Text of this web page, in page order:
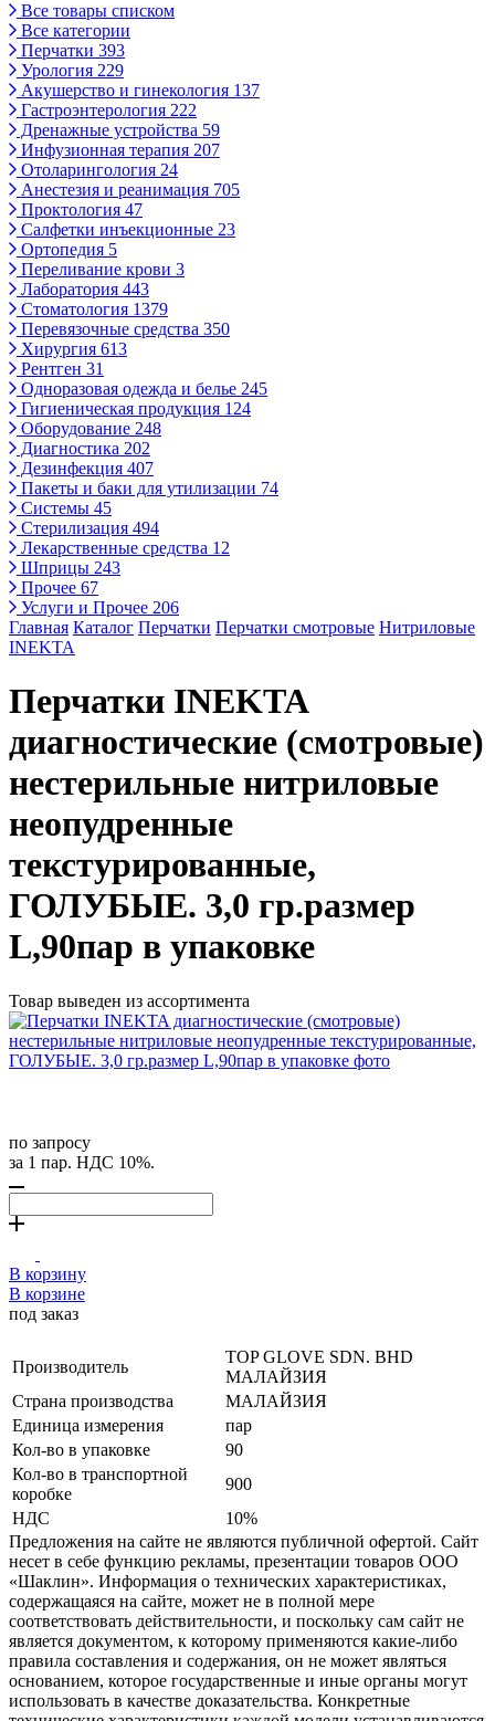
Все товары списком
Все категории
Перчатки 393
Урология 229
Акушерство и гинекология 137
Гастроэнтерология 222
Дренажные устройства 59
Инфузионная терапия 207
Отоларингология 24
Анестезия и реанимация 705
Проктология 47
Салфетки инъекционные 23
Ортопедия 5
Переливание крови 3
Лаборатория 443
Стоматология 1379
Перевязочные средства 350
Хирургия 613
Рентген 31
Одноразовая одежда и белье 245
Гигиеническая продукция 124
Оборудование 248
Диагностика 202
Дезинфекция 407
Пакеты и баки для утилизации 74
Системы 45
Стерилизация 494
Лекарственные средства 12
Шприцы 243
Прочее 67
Услуги и Прочее 206
Главная Каталог Перчатки Перчатки смотровые Нитриловые
INEKTA
Перчатки INEKTA
диагностические (смотровые)
нестерильные нитриловые
неопудренные
текстурированные,
ГОЛУБЫЕ. 3,0 гр.размер
L,90пар в упаковке
Товар выведен из ассортимента
по запросу
за 1 пар. НДС 10%.
В корзину
В корзине
под заказ
Производитель
TOP GLOVE SDN. BHD
МАЛАЙЗИЯ
Страна производства
МАЛАЙЗИЯ
Единица измерения
пар
Кол-во в упаковке
90
Кол-во в транспортной
коробке
900
НДС
10%
Предложения на сайте не являются публичной офертой. Сайт
несет в себе функцию рекламы, презентации товаров ООО
«Шаклин». Информация о технических характеристиках,
содержащаяся на сайте, может не в полной мере
соответствовать действительности, и поскольку сам сайт не
является документом, к которому применяются какие-либо
правила составления и содержания, он не может являться
основанием, которое государственные и иные органы могут
использовать в качестве доказательства. Конкретные